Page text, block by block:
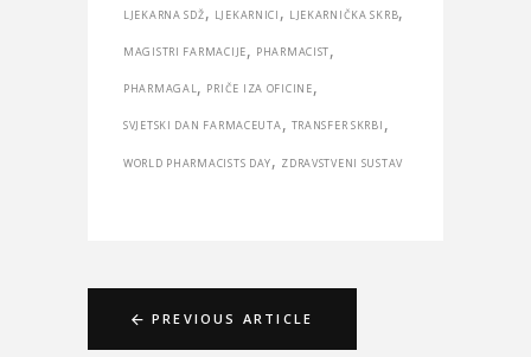
LJEKARNA SDŽ, LJEKARNICI , LJEKARNIČKA SKRB,
MAGISTRI FARMACIJE, PHARMACIST,
PHARMAGAL, PRIČE IZA OFICINE,
SVJETSKI DAN FARMACEUTA, TRANSFER SKRBI ,
WORLD PHARMACISTS DAY, ZDRAVSTVENI SUSTAV
PREVIOUS ARTICLE